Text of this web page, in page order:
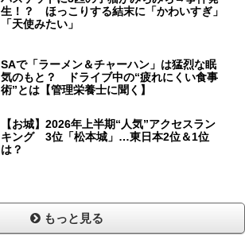
生！？ ほっこりする結末に「かわいすぎ」
「天使みたい」
SAで「ラーメン＆チャーハン」は猛烈な眠
気のもと？ ドライブ中の“疲れにくい食事
術”とは【管理栄養士に聞く】
【お城】2026年上半期“人気”アクセスラン
キング 3位「松本城」…東日本2位＆1位
は？
もっと見る